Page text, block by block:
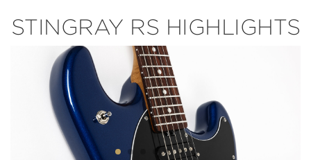
STINGRAY RS HIGHLIGHTS